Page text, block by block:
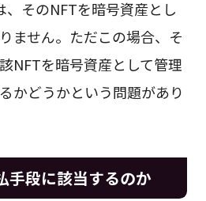
、そのNFTを暗号資産とし
ません。ただこの場合、そ
NFTを暗号資産として管理
かどうかという問題があり
手段に該当するのか